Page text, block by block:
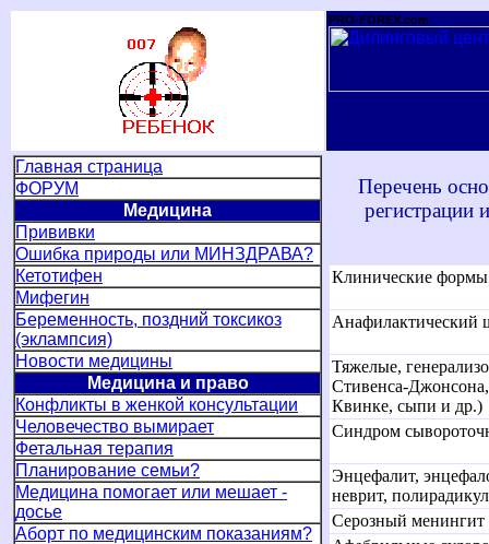
PRO-FOREX.com
Главная страница
ФОРУМ
Медицина
Прививки
Ошибка природы или МИНЗДРАВА?
Кетотифен
Мифегин
Беременность, поздний токсикоз
(эклампсия)
Новости медицины
Медицинаи право
Конфликты в женкой консультации
Человечество вымирает
Фетальная терапия
Планирование семьи?
Медицина помогает или мешает -
досье
Аборт по медицинским показаниям?
Перечень
регистрации
Клинические формы
Анафилактический
Тяжелые,
Стивенса-
Квинке, сыпи и др.)
Синдром
Энцефалит,
неврит,
Серозный менингит